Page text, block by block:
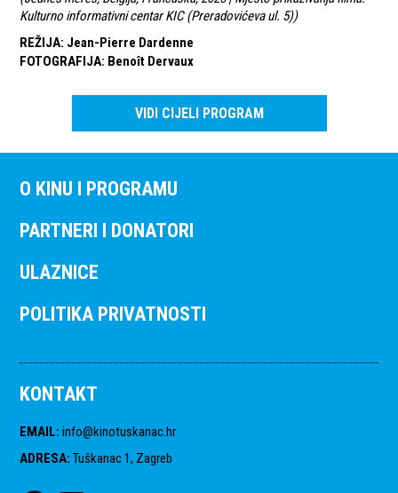
Kulturno informativni centar KIC (Preradovićeva ul. 5))
REŽIJA: Jean-Pierre Dardenne
FOTOGRAFIJA: Benoît Dervaux
VIDI CIJELI PROGRAM
O KINU I PROGRAMU
PARTNERI I DONATORI
ULAZNICE
POLITIKA PRIVATNOSTI
KONTAKT
EMAIL: info@kinotuskanac.hr
ADRESA: Tuškanac 1, Zagreb